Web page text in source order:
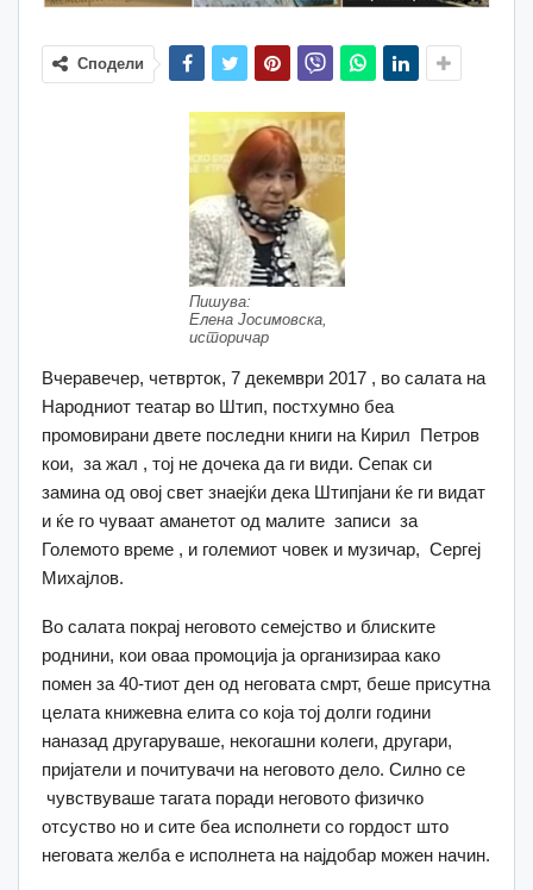
Сподели
Пишува:
Елена Јосимовска,
историчар
Вчеравечер, четврток, 7 декември 2017 , во салата на
Народниот театар во Штип, постхумно беа
промовирани двете последни книги на Кирил Петров
кои, за жал , тој не дочека да ги види. Сепак си
замина од овој свет знаејќи дека Штипјани ќе ги видат
и ќе го чуваат аманетот од малите записи за
Големото време , и големиот човек и музичар, Сергеј
Михајлов.
Во салата покрај неговото семејство и блиските
роднини, кои оваа промоција ја организираа како
помен за 40-тиот ден од неговата смрт, беше присутна
целата книжевна елита со која тој долги години
наназад другаруваше, некогашни колеги, другари,
пријатели и почитувачи на неговото дело. Силно се
чувствуваше тагата поради неговото физичко
отсуство но и сите беа исполнети со гордост што
неговата желба е исполнета на најдобар можен начин.